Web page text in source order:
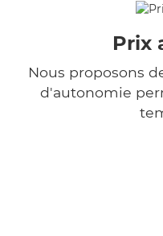
Prix
Nous proposons
d'autonomie